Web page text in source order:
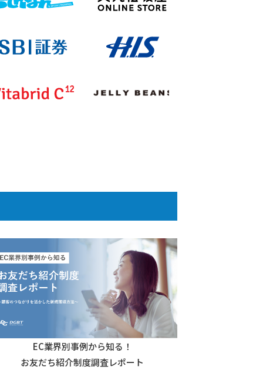
EC業界別事例から知る！
お友だち紹介制度調査レポート